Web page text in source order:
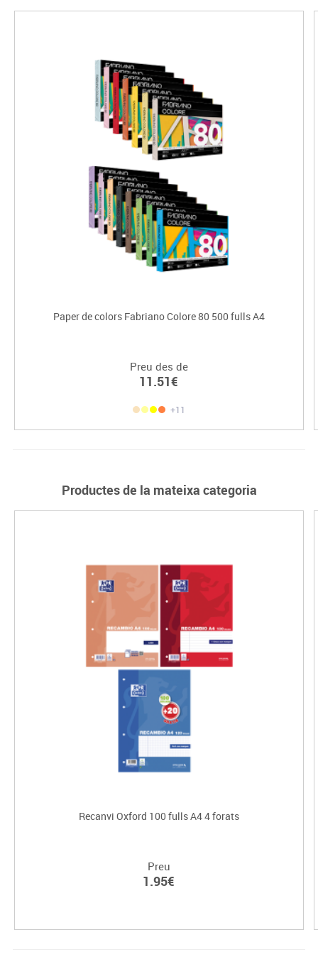
Paper de colors Fabriano Colore 80 500 fulls A4
Preu des de
11.51€
+11
Productes de la mateixa categoria
Recanvi Oxford 100 fulls A4 4 forats
Preu
1.95€